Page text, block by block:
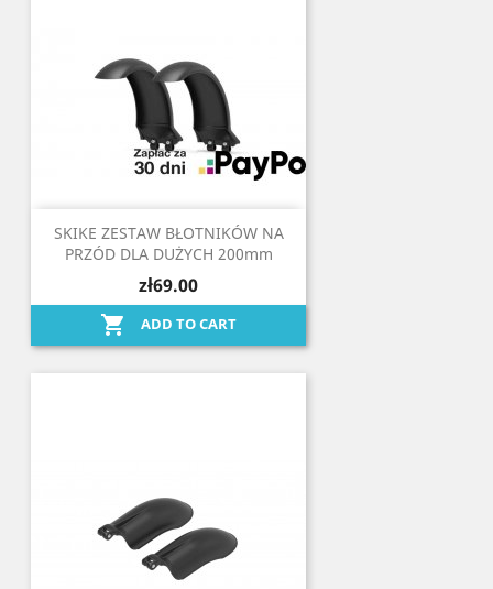
SKIKE ZESTAW BŁOTNIKÓW NA
PRZÓD DLA DUŻYCH 200mm
zł69.00
 ADD TO CART